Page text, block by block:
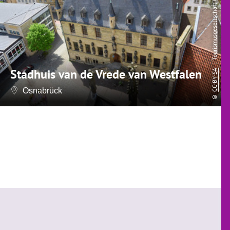
Stadhuis van de Vrede van Westfalen
Osnabrück
©
CC-BY-SA